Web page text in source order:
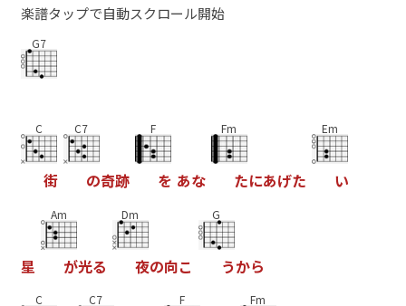
楽譜タップで自動スクロール開始
G7
C
街
C7
の奇跡
F
を あな
Fm
たにあげた
Em
い
星
Am
が光る
Dm
夜の向こ
G
うから
C C7 F Fm